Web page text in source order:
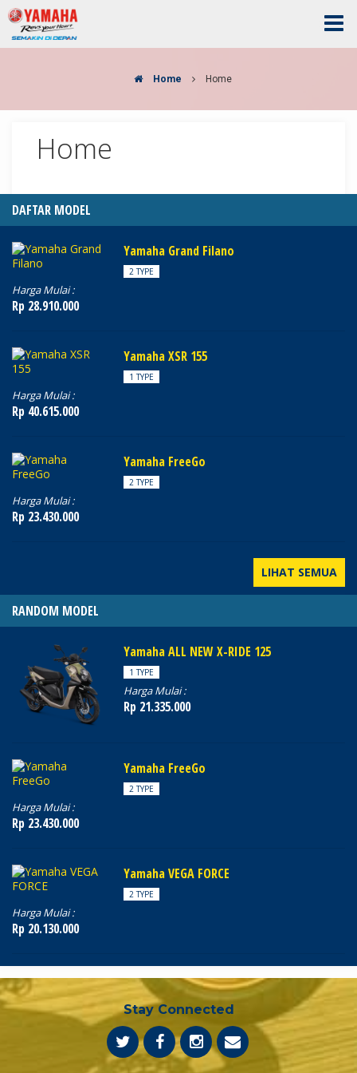
Home Home
Home
DAFTAR MODEL
Yamaha Grand Filano
2 TYPE
Harga Mulai :
Rp 28.910.000
Yamaha XSR 155
1 TYPE
Harga Mulai :
Rp 40.615.000
Yamaha FreeGo
2 TYPE
Harga Mulai :
Rp 23.430.000
LIHAT SEMUA
RANDOM MODEL
Yamaha ALL NEW X-RIDE 125
1 TYPE
Harga Mulai :
Rp 21.335.000
Yamaha FreeGo
2 TYPE
Harga Mulai :
Rp 23.430.000
Yamaha VEGA FORCE
2 TYPE
Harga Mulai :
Rp 20.130.000
Stay Connected